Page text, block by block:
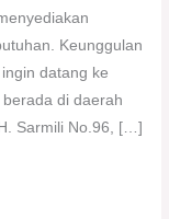
Keunggulan
datang ke
di daerah
Sarmili No.96, […]